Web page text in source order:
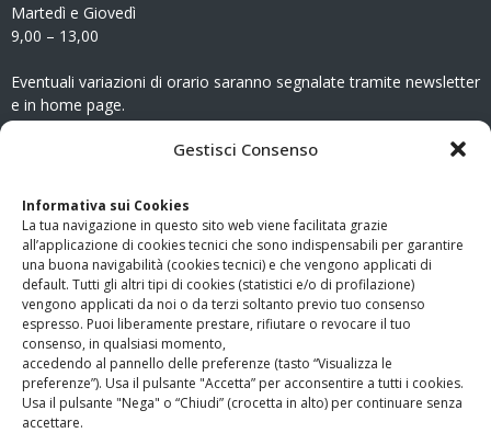
Gestisci Consenso
Informativa sui Cookies
La tua navigazione in questo sito web viene facilitata grazie
all’applicazione di cookies tecnici che sono indispensabili per garantire
una buona navigabilità (cookies tecnici) e che vengono applicati di
default. Tutti gli altri tipi di cookies (statistici e/o di profilazione)
vengono applicati da noi o da terzi soltanto previo tuo consenso
espresso. Puoi liberamente prestare, rifiutare o revocare il tuo
consenso, in qualsiasi momento,
accedendo al pannello delle preferenze (tasto “Visualizza le
preferenze”). Usa il pulsante "Accetta” per acconsentire a tutti i cookies.
Usa il pulsante "Nega" o “Chiudi” (crocetta in alto) per continuare senza
accettare.
Martedì e Giovedì
9,00 – 13,00
Eventuali variazioni di orario saranno segnalate tramite newsletter
e in home page.
www.odg.toscana.it – testata registrata presso il Tribunale di
Firenze al nr. 5208 dell’ 08.10.2002. Direttore responsabile:
Giampaolo Marchini – C.F. 80005790482
LINK UTILI
PagoPA